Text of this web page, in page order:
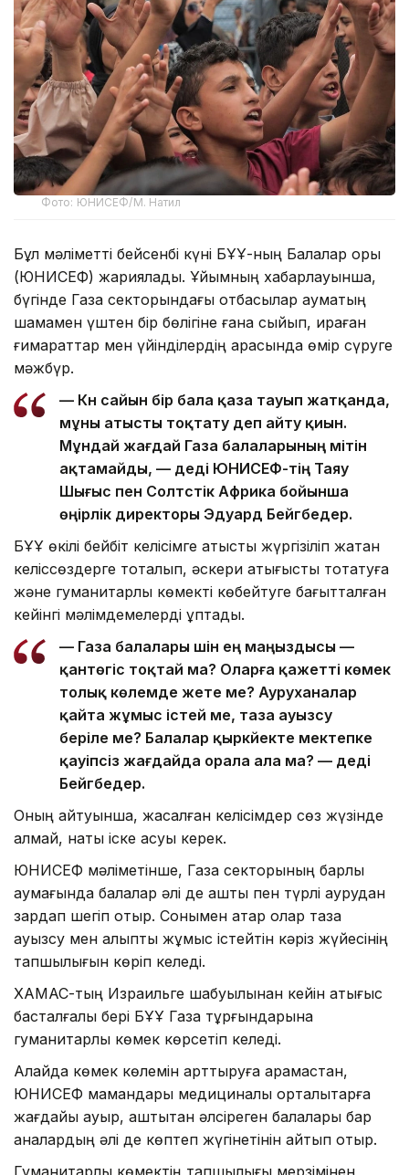
Фото: ЮНИСЕФ/М. Натил
Бұл мәліметті бейсенбі күні БҰҰ-ның Балалар қоры
(ЮНИСЕФ) жариялады. Ұйымның хабарлауынша,
бүгінде Газа секторындағы отбасылар аумақтың
шамамен үштен бір бөлігіне ғана сыйып, қираған
ғимараттар мен үйінділердің арасында өмір сүруге
мәжбүр.
— Күн сайын бір бала қаза тауып жатқанда,
мұны атысты тоқтату деп айту қиын.
Мұндай жағдай Газа балаларының үмітін
ақтамайды, — деді ЮНИСЕФ-тің Таяу
Шығыс пен Солтүстік Африка бойынша
өңірлік директоры Эдуард Бейгбедер.
БҰҰ өкілі бейбіт келісімге қатысты жүргізіліп жатқан
келіссөздерге тоқталып, әскери қақтығысты тоқтатуға
және гуманитарлық көмекті көбейтуге бағытталған
кейінгі мәлімдемелерді құптады.
— Газа балалары үшін ең маңыздысы —
қантөгіс тоқтай ма? Оларға қажетті көмек
толық көлемде жете ме? Ауруханалар
қайта жұмыс істей ме, таза ауызсу
беріле ме? Балалар қыркүйекте мектепке
қауіпсіз жағдайда орала ала ма? — деді
Бейгбедер.
Оның айтуынша, жасалған келісімдер сөз жүзінде
қалмай, нақты іске асуы керек.
ЮНИСЕФ мәліметінше, Газа секторының барлық
аумағында балалар әлі де аштық пен түрлі аурудан
зардап шегіп отыр. Сонымен қатар олар таза
ауызсу мен қалыпты жұмыс істейтін кәріз жүйесінің
тапшылығын көріп келеді.
ХАМАС-тың Израильге шабуылынан кейін қақтығыс
басталғалы бері БҰҰ Газа тұрғындарына
гуманитарлық көмек көрсетіп келеді.
Алайда көмек көлемін арттыруға қарамастан,
ЮНИСЕФ мамандары медициналық орталықтарға
жағдайы ауыр, аштықтан әлсіреген балалары бар
аналардың әлі де көптеп жүгінетінін айтып отыр.